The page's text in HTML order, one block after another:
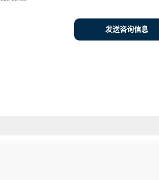
发送咨询信息